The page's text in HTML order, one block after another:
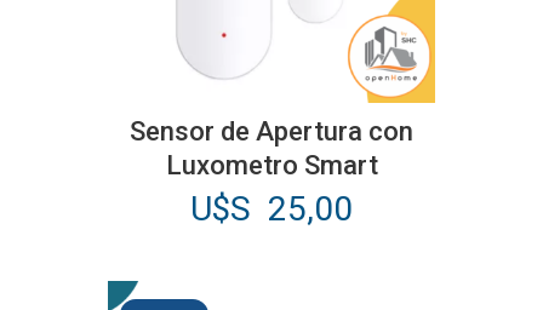
Sensor de Apertura con
Luxometro Smart
U$S 25,00